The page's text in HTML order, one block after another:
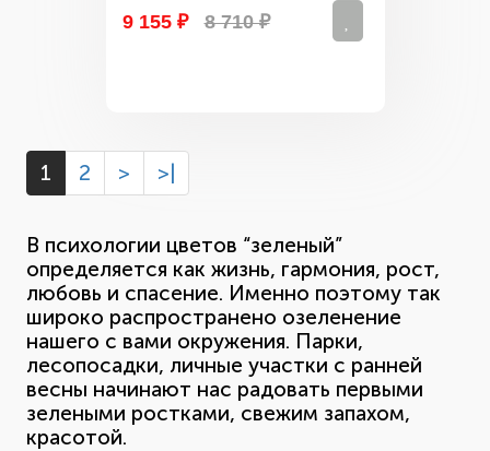
9 155 ₽ 8 710 ₽
1 2 > >|
В психологии цветов “зеленый”
определяется как жизнь, гармония, рост,
любовь и спасение. Именно поэтому так
широко распространено озеленение
нашего с вами окружения. Парки,
лесопосадки, личные участки с ранней
весны начинают нас радовать первыми
зелеными ростками, свежим запахом,
красотой.